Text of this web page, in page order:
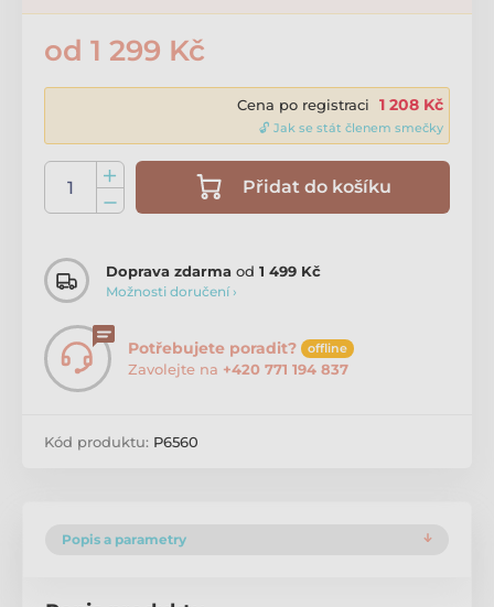
od 1 299 Kč
Cena po registraci 1 208 Kč
🔓 Jak se stát členem smečky
Přidat do košíku
Doprava zdarma od 1 499 Kč
Možnosti doručení ›
Potřebujete poradit? offline
Zavolejte na +420 771 194 837
Kód produktu: P6560
Popis a parametry